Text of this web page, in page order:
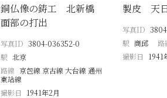
銅仏像の鋳工 北新橋
面部の打出
写真ID 3804-036352-0
駅 北京
路線 京包線 京古線 大台線 通州
東站線
撮影日
1941年2月
製皮 天
写真ID
駅 商邱 路
撮影日
1941